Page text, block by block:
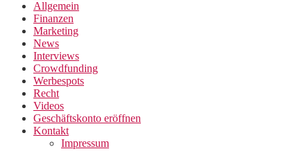
Allgemein
Finanzen
Marketing
News
Interviews
Crowdfunding
Werbespots
Recht
Videos
Geschäftskonto eröffnen
Kontakt
Impressum